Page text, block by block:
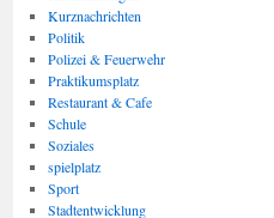
Kurznachrichten
Politik
Polizei & Feuerwehr
Praktikumsplatz
Restaurant & Cafe
Schule
Soziales
spielplatz
Sport
Stadtentwicklung